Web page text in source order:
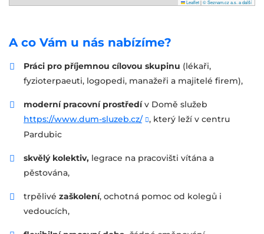
Leaflet|© Seznam.cz a.s. a další
A co Vám u nás nabízíme?
Práci pro příjemnou cílovou skupinu (lékaři,
fyzioterpaeuti, logopedi, manažeři a majitelé firem),
moderní pracovní prostředív Domě služeb
https://www.dum-sluzeb.cz/
, který leží v centru
Pardubic
skvělý kolektiv, legrace na pracovišti vítána a
pěstována,
trpělivé zaškolení, ochotná pomoc od kolegů i
vedoucích,